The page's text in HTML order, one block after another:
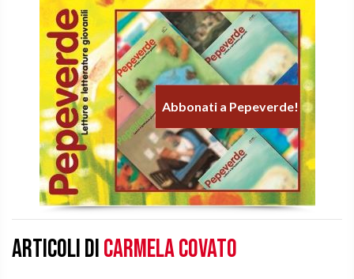
Abbonati a Pepeverde!
Articoli di Carmela Covato